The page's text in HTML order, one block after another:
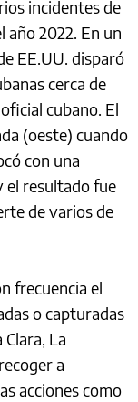
incidentes de
año 2022. En un
EE.UU. disparó
cerca de
cubano. El
(oeste) cuando
con una
resultado fue
de varios de
frecuencia el
o capturadas
La
a
acciones como